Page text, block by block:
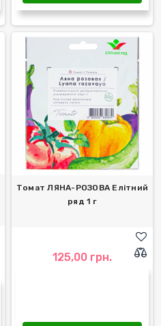
Томат ЛЯНА-РОЗОВА Елітний
ряд 1 г
125,00 грн.